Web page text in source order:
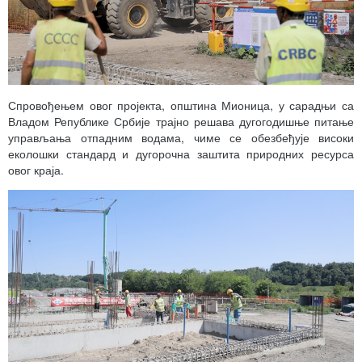
Спровођењем овог пројекта, општина Мионица, у сарадњи са
Владом Републике Србије трајно решава дугогодишње питање
управљања отпадним водама, чиме се обезбеђује високи
еколошки стандард и дугорочна заштита природних ресурса
овог краја.